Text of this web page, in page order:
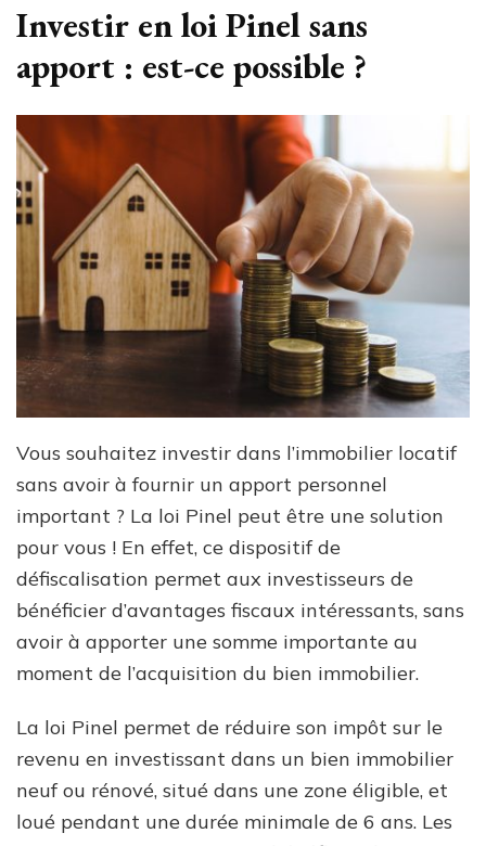
Investir en loi Pinel sans
apport : est-ce possible ?
Vous souhaitez investir dans l’immobilier locatif
sans avoir à fournir un apport personnel
important ? La loi Pinel peut être une solution
pour vous ! En effet, ce dispositif de
défiscalisation permet aux investisseurs de
bénéficier d’avantages fiscaux intéressants, sans
avoir à apporter une somme importante au
moment de l’acquisition du bien immobilier.
La loi Pinel permet de réduire son impôt sur le
revenu en investissant dans un bien immobilier
neuf ou rénové, situé dans une zone éligible, et
loué pendant une durée minimale de 6 ans. Les